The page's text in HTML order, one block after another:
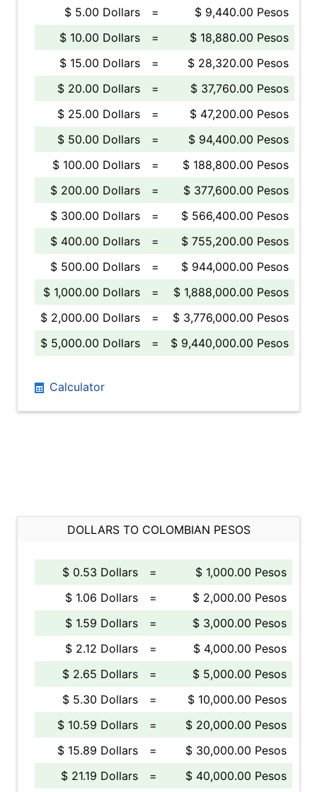
$ 5.00 Dollars
=
$ 9,440.00 Pesos
$ 10.00 Dollars
=
$ 18,880.00 Pesos
$ 15.00 Dollars
=
$ 28,320.00 Pesos
$ 20.00 Dollars
=
$ 37,760.00 Pesos
$ 25.00 Dollars
=
$ 47,200.00 Pesos
$ 50.00 Dollars
=
$ 94,400.00 Pesos
$ 100.00 Dollars
=
$ 188,800.00 Pesos
$ 200.00 Dollars
=
$ 377,600.00 Pesos
$ 300.00 Dollars
=
$ 566,400.00 Pesos
$ 400.00 Dollars
=
$ 755,200.00 Pesos
$ 500.00 Dollars
=
$ 944,000.00 Pesos
$ 1,000.00 Dollars
=
$ 1,888,000.00 Pesos
$ 2,000.00 Dollars
=
$ 3,776,000.00 Pesos
$ 5,000.00 Dollars
= $ 9,440,000.00 Pesos
Calculator
DOLLARS TO COLOMBIAN PESOS
$ 0.53 Dollars =
$ 1,000.00 Pesos
$ 1.06 Dollars
=
$ 2,000.00 Pesos
$ 1.59 Dollars
=
$ 3,000.00 Pesos
$ 2.12 Dollars
=
$ 4,000.00 Pesos
$ 2.65 Dollars
=
$ 5,000.00 Pesos
$ 5.30 Dollars
=
$ 10,000.00 Pesos
$ 10.59 Dollars
=
$ 20,000.00 Pesos
$ 15.89 Dollars
=
$ 30,000.00 Pesos
$ 21.19 Dollars
= $ 40,000.00 Pesos